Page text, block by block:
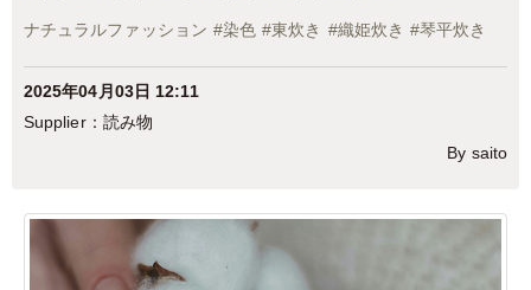
ナチュラルファッション #染色 #東炊き #織姫炊き #琴平炊き
2025年04月03日 12:11
読み物
By saito